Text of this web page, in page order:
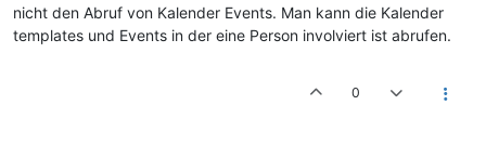
nicht den Abruf von Kalender Events. Man kann die Kalender
templates und Events in der eine Person involviert ist abrufen.
0